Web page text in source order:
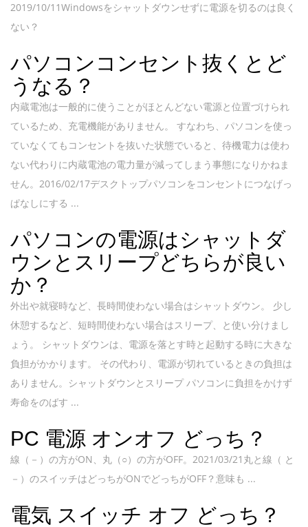
2019/10/11Windowsをシャットダウンせずに電源を切るのは良く
ない？
パソコンコンセント抜くとど
うなる？
内蔵電池は一般的に使うことがほとんどない電源と位置づけられ
ているため、充電機能がありません。 すなわち、パソコンを使っ
ていなくてもコンセントを抜いた状態でいると、待機電力は使わ
ない代わりに内蔵電池の電力量が減ってしまう事態になりかねま
せん。2016/02/17デスクトップパソコンをコンセントにつなげっ
ぱなしにする ...
パソコンの電源はシャットダ
ウンとスリープどちらが良い
か？
外出や就寝時など、長時間使わない場合はシャットダウン。 少し
休憩するなど、短時間使わない場合はスリープ、と使い分けまし
ょう。 シャットダウンは、電源を落とす時と起動する時に大きな
負担がかかります。 その代わり、電源が切れているときの負担は
ありません。シャットダウンとスリープ パソコンに負担をかけず
寿命をのばす ...
PC 電源 オンオフ どっち？
線（－）の方がON、丸（○）の方がOFF。2021/03/21丸と線（ と
－）のスイッチはどっちがONでどっちがOFF？意味も ...
電気 スイッチ オフ どっち？